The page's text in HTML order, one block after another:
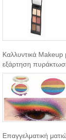
Καλλυντικά
εξάρτηση
Επαγγελματική